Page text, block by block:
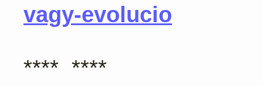
vagy-evolucio
**** ****